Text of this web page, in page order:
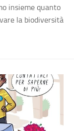
insieme quanto
la biodiversità